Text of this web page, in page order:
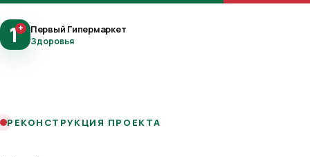
1+ Первый Гипермаркет
Здоровья
РЕКОНСТРУКЦИЯ ПРОЕКТА